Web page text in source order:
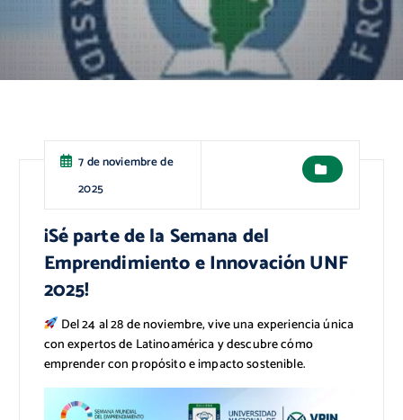
7 de noviembre de
2025
¡Sé parte de la Semana del
Emprendimiento e Innovación UNF
2025!
Del 24 al 28 de noviembre, vive una experiencia única
con expertos de Latinoamérica y descubre cómo
emprender con propósito e impacto sostenible.